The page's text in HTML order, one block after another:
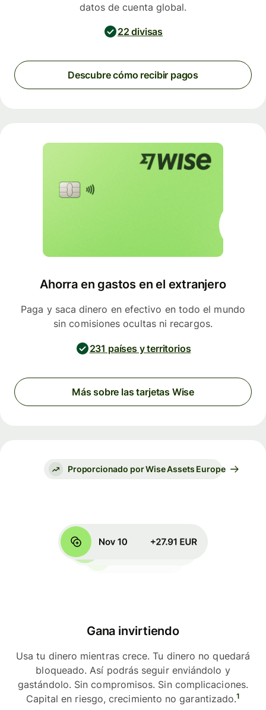
datos de cuenta global.
22 divisas
Descubre cómo recibir pagos
Ahorra en gastos en el extranjero
Paga y saca dinero en efectivo en todo el mundo
sin comisiones ocultas ni recargos.
231 países y territorios
Más sobre las tarjetas Wise
Proporcionado por Wise Assets Europe
Gana invirtiendo
Usa tu dinero mientras crece. Tu dinero no quedará
bloqueado. Así podrás seguir enviándolo y
gastándolo. Sin compromisos. Sin complicaciones.
Capital en riesgo, crecimiento no garantizado.1